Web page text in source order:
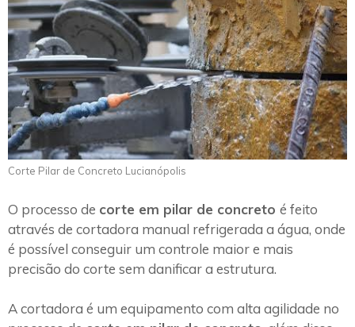
Corte Pilar de Concreto Lucianópolis
O processo de corte em pilar de concreto é feito
através de cortadora manual refrigerada a água, onde
é possível conseguir um controle maior e mais
precisão do corte sem danificar a estrutura.
A cortadora é um equipamento com alta agilidade no